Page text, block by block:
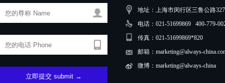
地址：上海市闵行区三鲁公路
电话：021-51699869 400-779-
传真：021-51699869*820
邮箱：marketing@always-
微博：marketing@always-china